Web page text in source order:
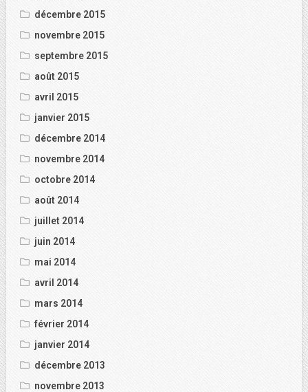
décembre 2015
novembre 2015
septembre 2015
août 2015
avril 2015
janvier 2015
décembre 2014
novembre 2014
octobre 2014
août 2014
juillet 2014
juin 2014
mai 2014
avril 2014
mars 2014
février 2014
janvier 2014
décembre 2013
novembre 2013